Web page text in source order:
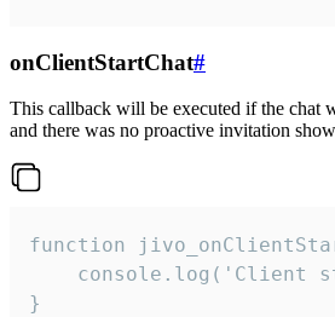
onClientStartChat#
This callback will be executed if the chat
and there was no proactive invitation
function
console.log('Client
}